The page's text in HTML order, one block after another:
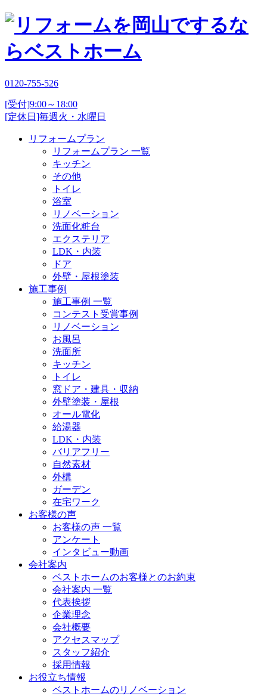
0120-755-526
[受付]9:00～18:00
[定休日]毎週火・水曜日
リフォームプラン
リフォームプラン 一覧
キッチン
その他
トイレ
浴室
リノベーション
洗面化粧台
エクステリア
LDK・内装
ドア
外壁・屋根塗装
施工事例
施工事例 一覧
コンテスト受賞事例
リノベーション
お風呂
洗面所
キッチン
トイレ
窓ドア・建具・収納
外壁塗装・屋根
オール電化
給湯器
LDK・内装
バリアフリー
自然素材
外構
ガーデン
在宅ワーク
お客様の声
お客様の声 一覧
アンケート
インタビュー動画
会社案内
ベストホームのお客様とのお約束
会社案内 一覧
代表挨拶
企業理念
会社概要
アクセスマップ
スタッフ紹介
採用情報
お役立ち情報
ベストホームのリノベーション